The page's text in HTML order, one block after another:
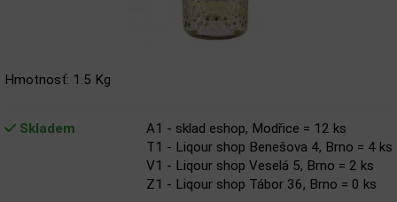
Hmotnosť: 1.5 Kg
Skladem
A1 - sklad eshop, Modřice = 12 ks
T1 - Liqour shop Benešova 4, Brno = 4 ks
V1 - Liqour shop Veselá 5, Brno = 2 ks
Z1 - Liqour shop Tábor 36, Brno = 0 ks